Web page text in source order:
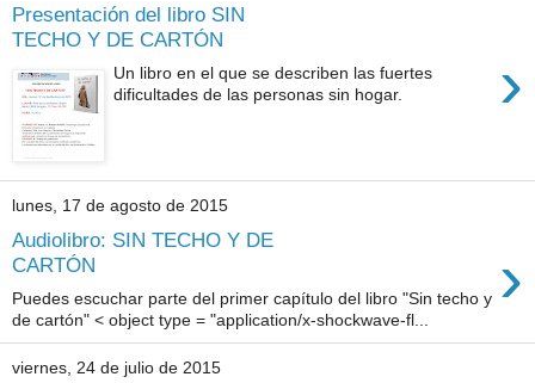
Presentación del libro SIN
TECHO Y DE CARTÓN
›
Un libro en el que se describen las fuertes
dificultades de las personas sin hogar.
lunes, 17 de agosto de 2015
Audiolibro: SIN TECHO Y DE
CARTÓN
›
Puedes escuchar parte del primer capítulo del libro "Sin techo y
de cartón" < object type = "application/x-shockwave-fl...
viernes, 24 de julio de 2015